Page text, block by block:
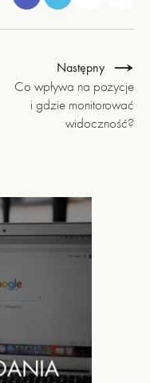
Następny
Co wpływa na pozycje
i gdzie monitorować
widoczność?